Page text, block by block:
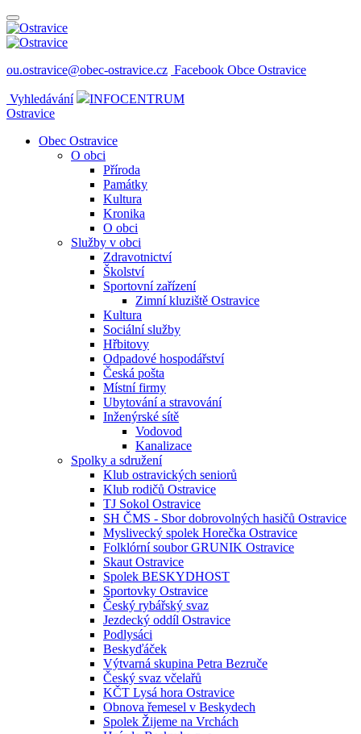
ou.ostravice@obec-ostravice.cz Facebook Obce Ostravice
Vyhledávání
INFOCENTRUM
Ostravice
Obec Ostravice
O obci
Příroda
Památky
Kultura
Kronika
O obci
Služby v obci
Zdravotnictví
Školství
Sportovní zařízení
Zimní kluziště Ostravice
Kultura
Sociální služby
Hřbitovy
Odpadové hospodářství
Česká pošta
Místní firmy
Ubytování a stravování
Inženýrské sítě
Vodovod
Kanalizace
Spolky a sdružení
Klub ostravických seniorů
Klub rodičů Ostravice
TJ Sokol Ostravice
SH ČMS - Sbor dobrovolných hasičů Ostravice
Myslivecký spolek Horečka Ostravice
Folklórní soubor GRUNIK Ostravice
Skaut Ostravice
Spolek BESKYDHOST
Sportovky Ostravice
Český rybářský svaz
Jezdecký oddíl Ostravice
Podlysáci
Beskyďáček
Výtvarná skupina Petra Bezruče
Český svaz včelařů
KČT Lysá hora Ostravice
Obnova řemesel v Beskydech
Spolek Žijeme na Vrchách